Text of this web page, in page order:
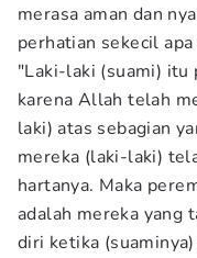
merasa aman dan
perhatian sekecil apa
"Laki-laki (suami) itu
karena Allah telah
laki) atas sebagian
mereka (laki-laki)
hartanya. Maka
adalah mereka yang
diri ketika